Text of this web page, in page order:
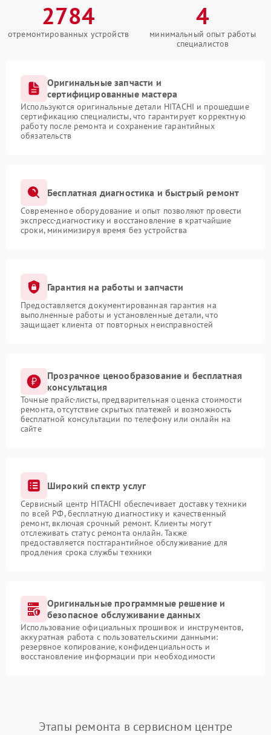
2784
отремонтированных устройств
4
минимальный опыт работы
специалистов
Оригинальные запчасти и
сертифицированные мастера
Используются оригинальные детали HITACHI и прошедшие
сертификацию специалисты, что гарантирует корректную
работу после ремонта и сохранение гарантийных
обязательств
Бесплатная диагностика и быстрый ремонт
Современное оборудование и опыт позволяют провести
экспресс-диагностику и восстановление в кратчайшие
сроки, минимизируя время без устройства
Гарантия на работы и запчасти
Предоставляется документированная гарантия на
выполненные работы и установленные детали, что
защищает клиента от повторных неисправностей
Прозрачное ценообразование и бесплатная
консультация
Точные прайс-листы, предварительная оценка стоимости
ремонта, отсутствие скрытых платежей и возможность
бесплатной консультации по телефону или онлайн на
сайте
Широкий спектр услуг
Сервисный центр HITACHI обеспечивает доставку техники
по всей РФ, бесплатную диагностику и качественный
ремонт, включая срочный ремонт. Клиенты могут
отслеживать статус ремонта онлайн. Также
предоставляется постгарантийное обслуживание для
продления срока службы техники
Оригинальные программные решение и
безопасное обслуживание данных
Использование официальных прошивок и инструментов,
аккуратная работа с пользовательскими данными:
резервное копирование, конфиденциальность и
восстановление информации при необходимости
Этапы ремонта в сервисном центре